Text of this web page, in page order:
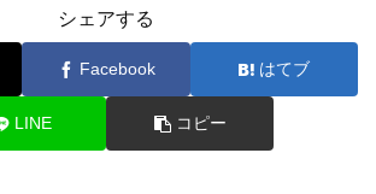
シェアする
Facebook はてブ
LINE コピー